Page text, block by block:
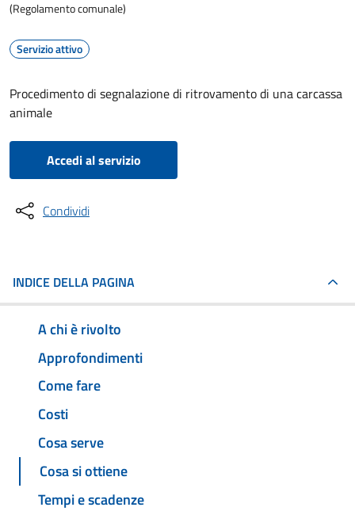
(Regolamento comunale)
Servizio attivo
Procedimento di segnalazione di ritrovamento di una carcassa
animale
Accedi al servizio
Condividi
INDICE DELLA PAGINA
A chi è rivolto
Approfondimenti
Come fare
Costi
Cosa serve
Cosa si ottiene
Tempi e scadenze